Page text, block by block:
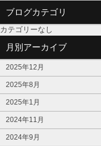
ブログカテゴリ
カテゴリーなし
月別アーカイブ
2025年12月
2025年8月
2025年1月
2024年11月
2024年9月